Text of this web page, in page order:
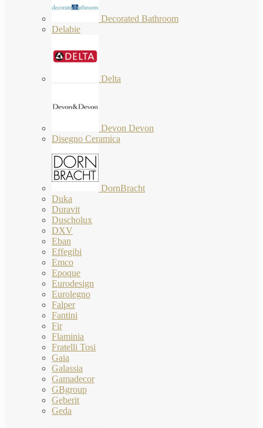
Decorated Bathroom
Delabie
Delta
Devon Devon
Disegno Ceramica
DornBracht
Duka
Duravit
Duscholux
DXV
Eban
Effegibi
Emco
Epoque
Eurodesign
Eurolegno
Falper
Fantini
Fir
Flaminia
Fratelli Tosi
Gaia
Galassia
Gamadecor
GBgroup
Geberit
Geda